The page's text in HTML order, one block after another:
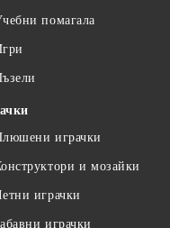
помагала
играчки
и мозайки
играчки
играчки